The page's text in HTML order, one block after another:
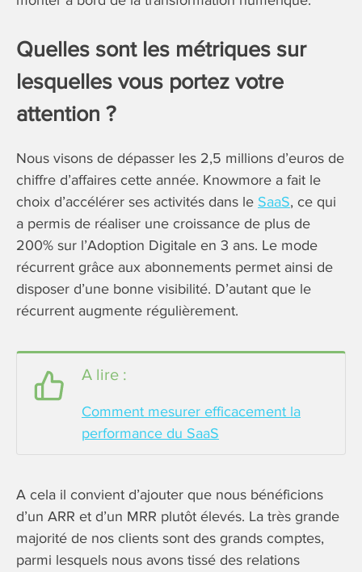
Quelles sont les métriques sur
lesquelles vous portez votre
attention ?
Nous visons de dépasser les 2,5 millions d’euros de
chiffre d’affaires cette année. Knowmore a fait le
choix d’accélérer ses activités dans le SaaS, ce qui
a permis de réaliser une croissance de plus de
200% sur l’Adoption Digitale en 3 ans. Le mode
récurrent grâce aux abonnements permet ainsi de
disposer d’une bonne visibilité. D’autant que le
récurrent augmente régulièrement.
A lire :
Comment mesurer efficacement la
performance du SaaS
A cela il convient d’ajouter que nous bénéficions
d’un ARR et d’un MRR plutôt élevés. La très grande
majorité de nos clients sont des grands comptes,
parmi lesquels nous avons tissé des relations